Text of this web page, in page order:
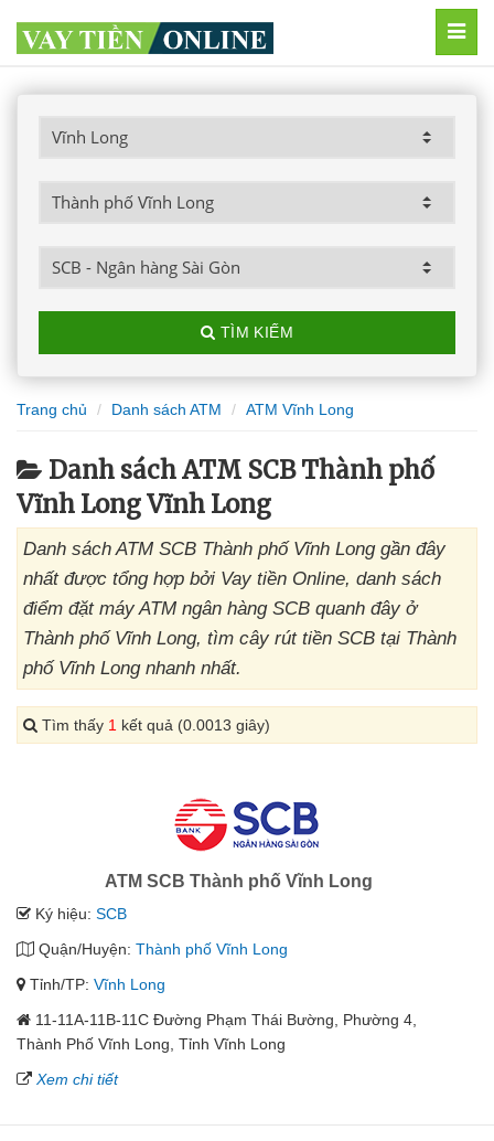
TÌM KIẾM
Trang chủ Danh sách ATM ATM Vĩnh Long
Danh sách ATM SCB Thành phố
Vĩnh Long Vĩnh Long
Danh sách ATM SCB Thành phố Vĩnh Long gần đây
nhất được tổng hợp bởi Vay tiền Online, danh sách
điểm đặt máy ATM ngân hàng SCB quanh đây ở
Thành phố Vĩnh Long, tìm cây rút tiền SCB tại Thành
phố Vĩnh Long nhanh nhất.
Tìm thấy 1 kết quả (0.0013 giây)
ATM SCB Thành phố Vĩnh Long
Ký hiệu: SCB
Quận/Huyện: Thành phố Vĩnh Long
Tỉnh/TP: Vĩnh Long
11-11A-11B-11C Đường Phạm Thái Bường, Phường 4,
Thành Phố Vĩnh Long, Tỉnh Vĩnh Long
Xem chi tiết